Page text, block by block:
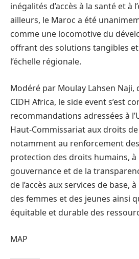
inégalités d’accès à la santé et à
ailleurs, le Maroc a été
comme une locomotive du
offrant des solutions tangibles
l’échelle régionale.
Modéré par Moulay Lahsen
CIDH Africa, le side event s’est
recommandations adressées à
Haut-Commissariat aux droits
notamment au renforcement
protection des droits humains, à
gouvernance et de la
de l’accès aux services de base,
des femmes et des jeunes ainsi
équitable et durable des
MAP